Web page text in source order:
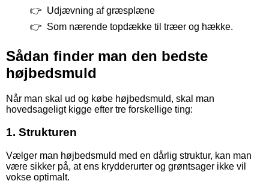
Udjævning af græsplæne
Som nærende topdække til træer og hække.
Sådan finder man den bedste
højbedsmuld
Når man skal ud og købe højbedsmuld, skal man
hovedsageligt kigge efter tre forskellige ting:
1. Strukturen
Vælger man højbedsmuld med en dårlig struktur, kan man
være sikker på, at ens krydderurter og grøntsager ikke vil
vokse optimalt.